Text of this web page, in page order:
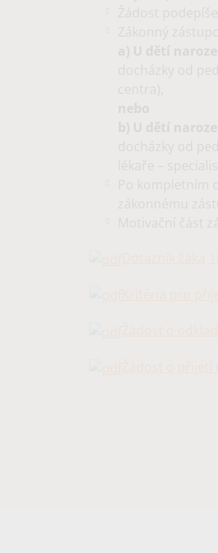
Žádost
U dětí
docházky od
U dětí
docházky od
lékaře –
Po
zákonnému
Motivační část
Kritéria pro
Žádost o
Žádost o